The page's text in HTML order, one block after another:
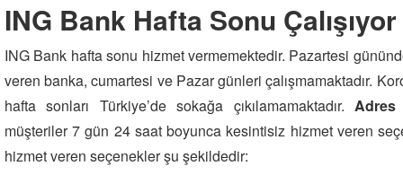
ING Bank Hafta Sonu
ING Bank hafta sonu hizmet vermemektedir. Pazartesi
veren banka, cumartesi ve Pazar günleri çalışmamaktadır.
hafta sonları Türkiye’de sokağa çıkılamamaktadır.Adres
müşteriler 7 gün 24 saat boyunca kesintisiz hizmet veren
hizmet veren seçenekler şu şekildedir: